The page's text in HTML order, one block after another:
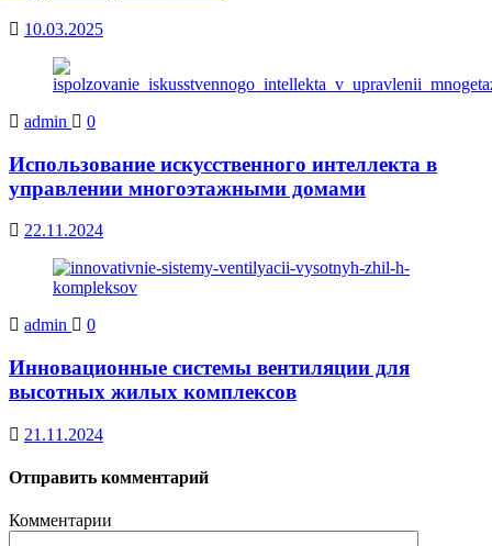
10.03.2025
admin 0
Использование искусственного интеллекта в
управлении многоэтажными домами
22.11.2024
admin 0
Инновационные системы вентиляции для
высотных жилых комплексов
21.11.2024
Отправить комментарий
Комментарии